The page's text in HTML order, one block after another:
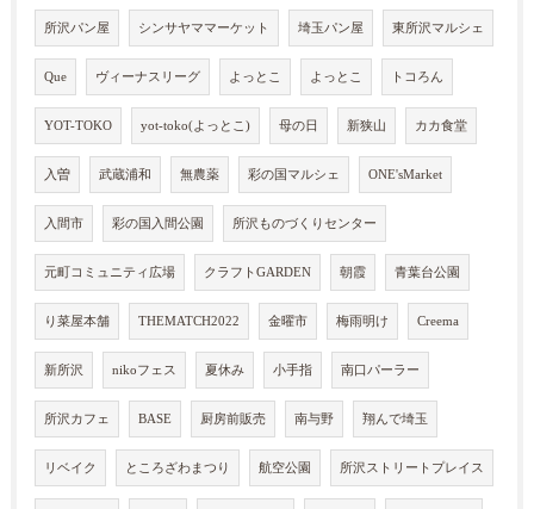
所沢パン屋 シンサヤママーケット 埼玉パン屋 東所沢マルシェ
Que ヴィーナスリーグ よっとこ よっとこ トコろん
YOT-TOKO yot-toko(よっとこ) 母の日 新狭山 カカ食堂
入曽 武蔵浦和 無農薬 彩の国マルシェ ONE'sMarket
入間市 彩の国入間公園 所沢ものづくりセンター
元町コミュニティ広場 クラフトGARDEN 朝霞 青葉台公園
り菜屋本舗 THEMATCH2022 金曜市 梅雨明け Creema
新所沢 nikoフェス 夏休み 小手指 南口パーラー
所沢カフェ BASE 厨房前販売 南与野 翔んで埼玉
リベイク ところざわまつり 航空公園 所沢ストリートプレイス